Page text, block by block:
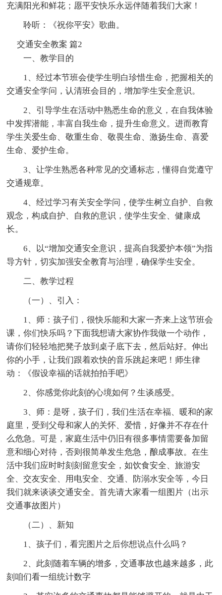
充满阳光和鲜花；愿平安快乐永远伴随着我们大家！
聆听：《祝你平安》歌曲。
交通安全教案 篇2
一、教学目的
1、经过本节班会使学生明白珍惜生命，把握相关的
交通安全学问，认清班会目的，增加学生安全意识。
2、引导学生在活动中熟悉生命的意义，在自我体验
中发挥潜能，丰富自我生命，提升生命意义。进而教育
学生关爱生命、敬重生命、敬畏生命、激扬生命、喜爱
生命、爱护生命。
3、让学生熟悉各种常见的交通标志，懂得自觉遵守
交通规章。
4、经过学习有关安全学问，使学生树立自护、自救
观念，构成自护、自救的意识，使学生安全、健康成
长。
6、以“增加交通安全意识，提高自我爱护本领”为指
导方针，切实加强安全教育与治理，确保学生安全。
二、教学过程
（一）、引入：
1、师：孩子们，很快乐能和大家一齐来上这节班会
课，你们快乐吗？下面我想请大家协作我做一个动作，
请你们轻轻地把凳子放到桌子底下去，然后站好。伸出
你的小手，让我们跟着欢快的音乐跳起来吧！师生律
动：《假设幸福的话就拍拍手吧》
2、你感觉你此刻的心境如何？生谈感受。
3、师：是呀，孩子们，我们生活在幸福、暖和的家
庭里，受到父母和家人的关怀、爱惜，好像并不存在什
么危急。可是，家庭生活中仍旧有很多事情需要备加留
意和细心对待，否则很简单发生危急，酿成事故。在生
活中我们应时时刻刻留意安全，如饮食安全、旅游安
全、交友安全、用电安全、交通、防溺水安全等，今日
我们就来谈谈交通安全。首先请大家看一组图片（出示
交通事故图片）
（二）、新知
1、孩子们，看完图片之后你想说点什么吗？
2、此刻随着车辆的增多，交通事故也越来越多，此
刻咱们看一组统计数字